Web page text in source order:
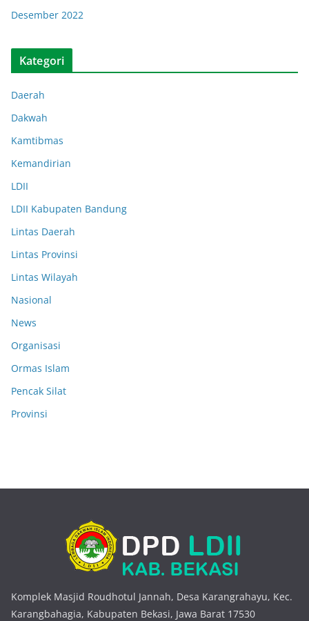
Desember 2022
Kategori
Daerah
Dakwah
Kamtibmas
Kemandirian
LDII
LDII Kabupaten Bandung
Lintas Daerah
Lintas Provinsi
Lintas Wilayah
Nasional
News
Organisasi
Ormas Islam
Pencak Silat
Provinsi
Komplek Masjid Roudhotul Jannah, Desa Karangrahayu, Kec.
Karangbahagia, Kabupaten Bekasi, Jawa Barat 17530